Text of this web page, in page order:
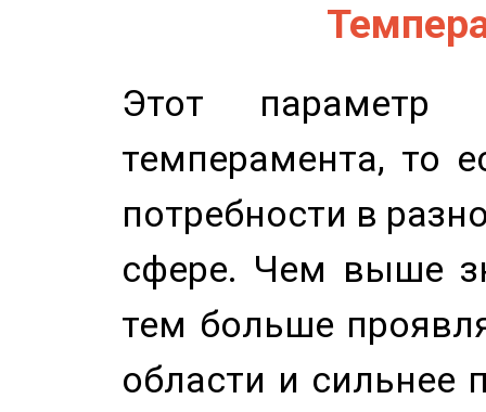
Этот параметр
темперамента, то
потребности в
сфере. Чем выше
тем больше
области и сильнее